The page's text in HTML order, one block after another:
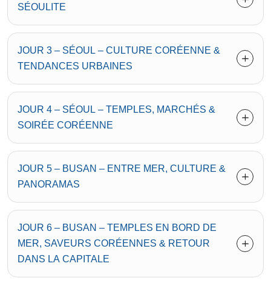
SÉOULITE
JOUR 3 – SÉOUL – CULTURE CORÉENNE &
TENDANCES URBAINES
JOUR 4 – SÉOUL – TEMPLES, MARCHÉS &
SOIRÉE CORÉENNE
JOUR 5 – BUSAN – ENTRE MER, CULTURE &
PANORAMAS
JOUR 6 – BUSAN – TEMPLES EN BORD DE
MER, SAVEURS CORÉENNES & RETOUR
DANS LA CAPITALE